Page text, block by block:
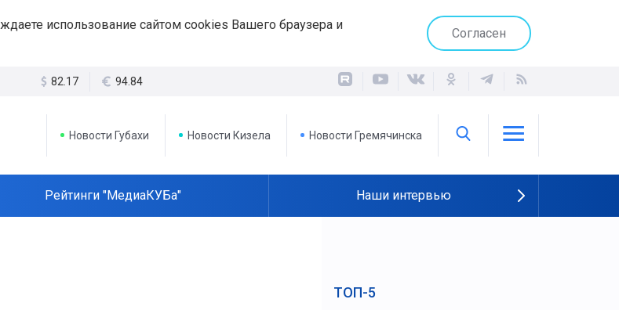
использование сайтом cookies Вашего браузера и
Согласен
82.17 94.84
Новости Губахи Новости Кизела Новости Гремячинска
Рейтинги "МедиаКУБа" Наши интервью
ТОП-5